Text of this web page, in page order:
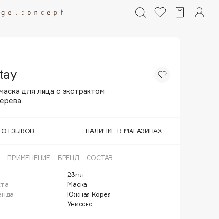
для лица с экстрактом
ОТЗЫВОВ НАЛИЧИЕ В МАГАЗИНАХ
ПРИМЕНЕНИЕ БРЕНД СОСТАВ
23мл
Маска
Южная Корея
Унисекс